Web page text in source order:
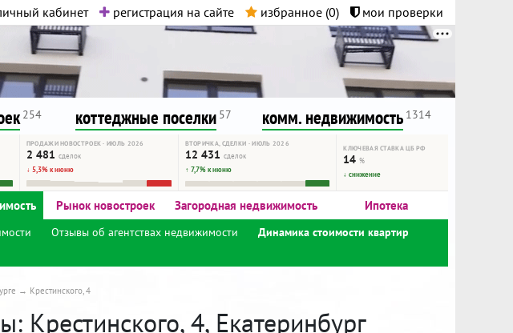
кабинет регистрация на сайте избранное (0) мои проверки
шок-контента.
вам. Удачи!
254 коттеджные поселки 57 комм. недвижимость 1314
ПРОДАЖИ НОВОСТРОЕК · ИЮЛЬ 2026
2 481 сделок
↓ 5,3% к июню
ВТОРИЧКА, СДЕЛКИ · ИЮЛЬ 2026
12 431 сделок
↑ 7,7% к июню
КЛЮЧЕВАЯ СТАВКА ЦБ РФ
14%
↓ снижение
Рынок новостроек Загородная недвижимость Ипотека
Отзывы об агентствах недвижимости
Динамика стоимости квартир
Крестинского, 4
Крестинского, 4, Екатеринбург